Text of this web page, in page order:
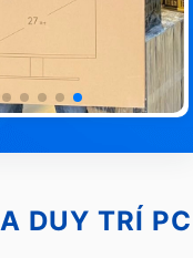
DUY TRÍ PC